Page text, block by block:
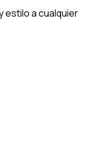
estilo a cualquier